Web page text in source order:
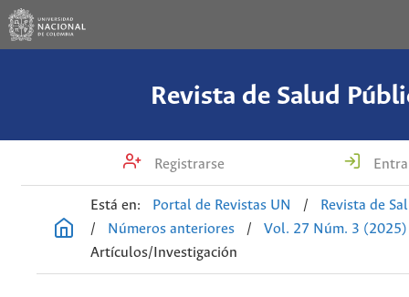
Revista de Salud
Registrarse
Está en: Portal de Revistas UN /
Revista de
/
Números anteriores /
Vol. 27 Núm. 3 (2025)
Artículos/Investigación